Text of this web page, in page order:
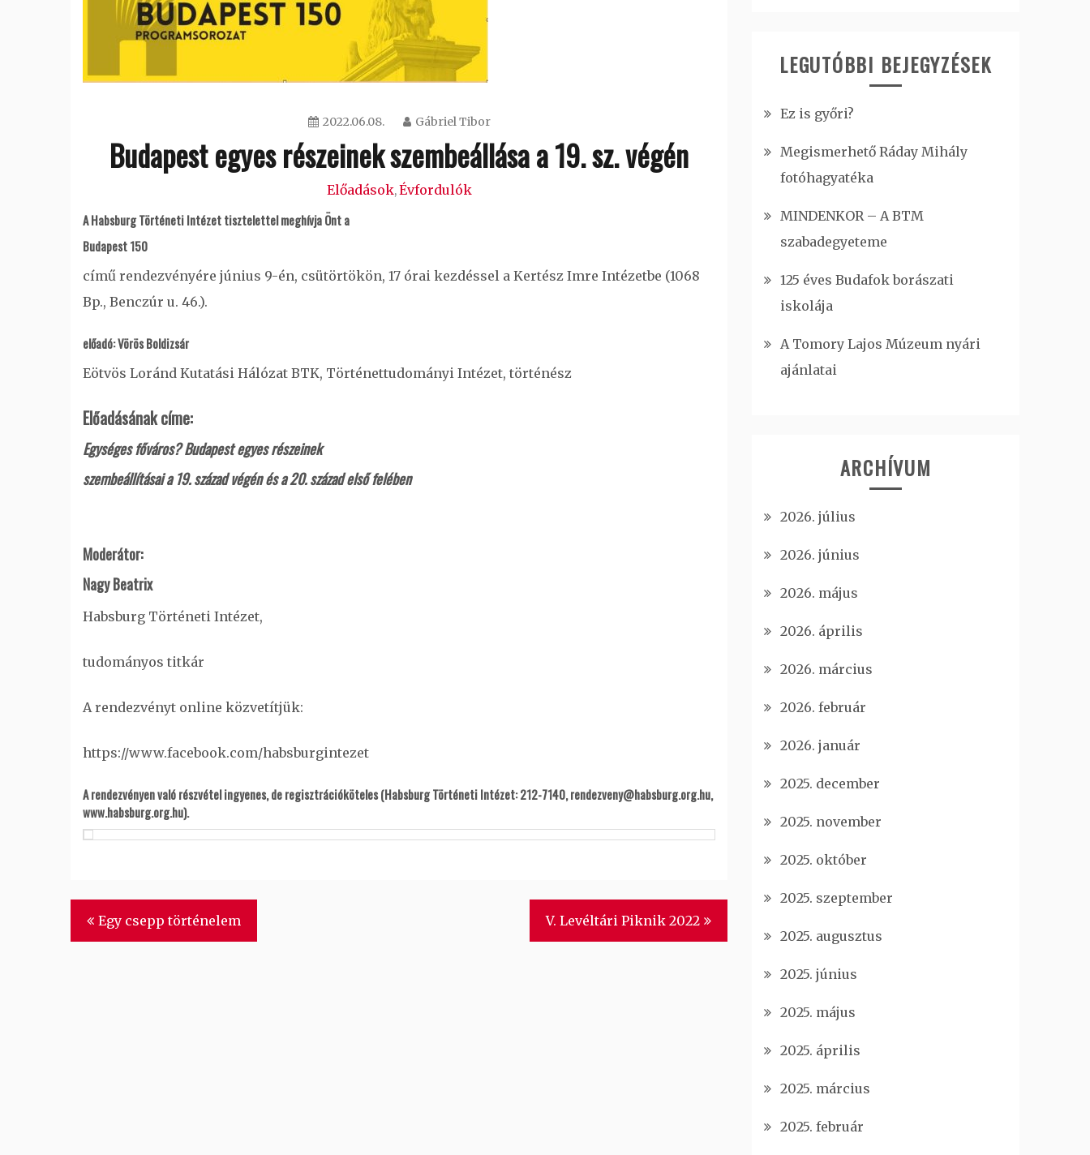
2022.06.08. Gábriel Tibor
Budapest egyes részeinek szembeállása a 19. sz. végén
Előadások,Évfordulók
A Habsburg Történeti Intézet tisztelettel meghívja Önt a
Budapest 150
című rendezvényére június 9-én, csütörtökön, 17 órai kezdéssel a Kertész Imre Intézetbe (1068
Bp., Benczúr u. 46.).
előadó:Vörös Boldizsár
Eötvös Loránd Kutatási Hálózat BTK, Történettudományi Intézet, történész
Előadásának címe:
Egységes főváros? Budapest egyes részeinek
szembeállításai a 19. század végén és a 20. század első felében
Moderátor:
Nagy Beatrix
Habsburg Történeti Intézet,
tudományos titkár
A rendezvényt online közvetítjük:
https://www.facebook.com/habsburgintezet
A rendezvényen való részvétel ingyenes, de regisztrációköteles (Habsburg Történeti Intézet: 212-7140, rendezveny@habsburg.org.hu,
www.habsburg.org.hu).
Bejegyzés
navigáció
Egy csepp történelem V. Levéltári Piknik 2022
LEGUTÓBBI BEJEGYZÉSEK
Ez is győri?
Megismerhető Ráday Mihály
fotóhagyatéka
MINDENKOR – A BTM
szabadegyeteme
125 éves Budafok borászati
iskolája
A Tomory Lajos Múzeum nyári
ajánlatai
ARCHÍVUM
2026. július
2026. június
2026. május
2026. április
2026. március
2026. február
2026. január
2025. december
2025. november
2025. október
2025. szeptember
2025. augusztus
2025. június
2025. május
2025. április
2025. március
2025. február